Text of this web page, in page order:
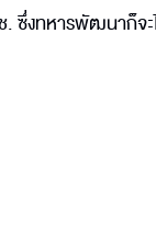
ซึ่งทหารพัฒนาก็จ